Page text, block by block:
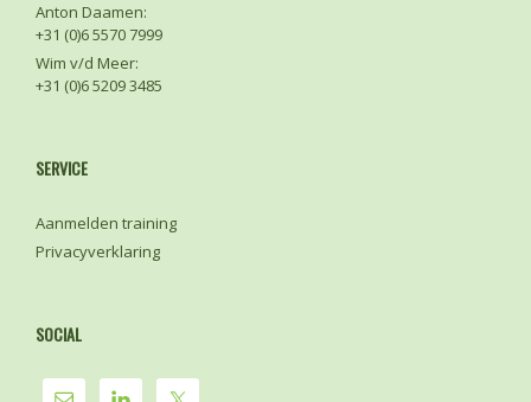
Anton Daamen:
+31 (0)6 5570 7999
Wim v/d Meer:
+31 (0)6 5209 3485
SERVICE
Aanmelden training
Privacyverklaring
SOCIAL